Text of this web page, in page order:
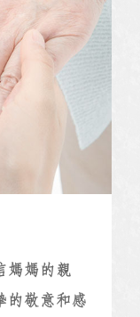
媽媽的親
的敬意和感